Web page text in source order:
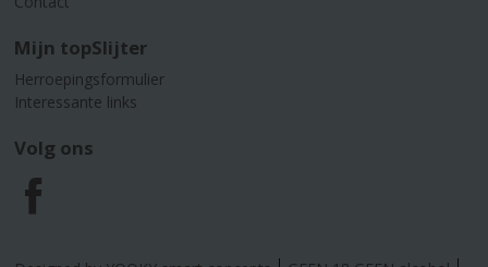
Mijn topSlijter
Herroepingsformulier
Interessante links
Volg ons
F
a